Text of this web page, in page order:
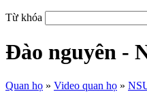
Từ khóa
Đào nguyên -
Quan họ » Video quan họ »